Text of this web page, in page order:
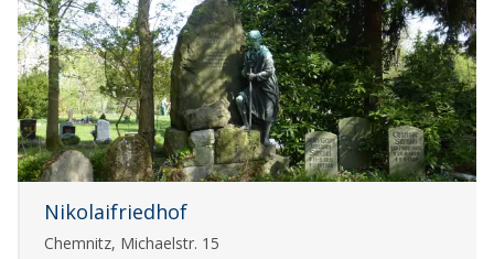
Nikolaifriedhof
Chemnitz, Michaelstr. 15